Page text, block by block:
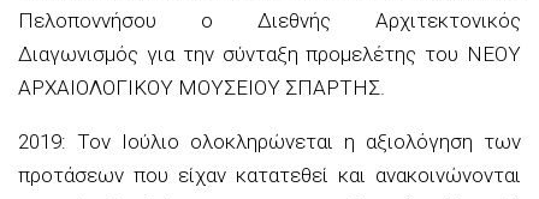
Πελοποννήσου ο Διεθνής Αρχιτεκτονικός
Διαγωνισμός για την σύνταξη προμελέτης του ΝΕΟΥ
ΑΡΧΑΙΟΛΟΓΙΚΟΥ ΜΟΥΣΕΙΟΥ ΣΠΑΡΤΗΣ.
2019: Τον Ιούλιο ολοκληρώνεται η αξιολόγηση των
προτάσεων που είχαν κατατεθεί και ανακοινώνονται